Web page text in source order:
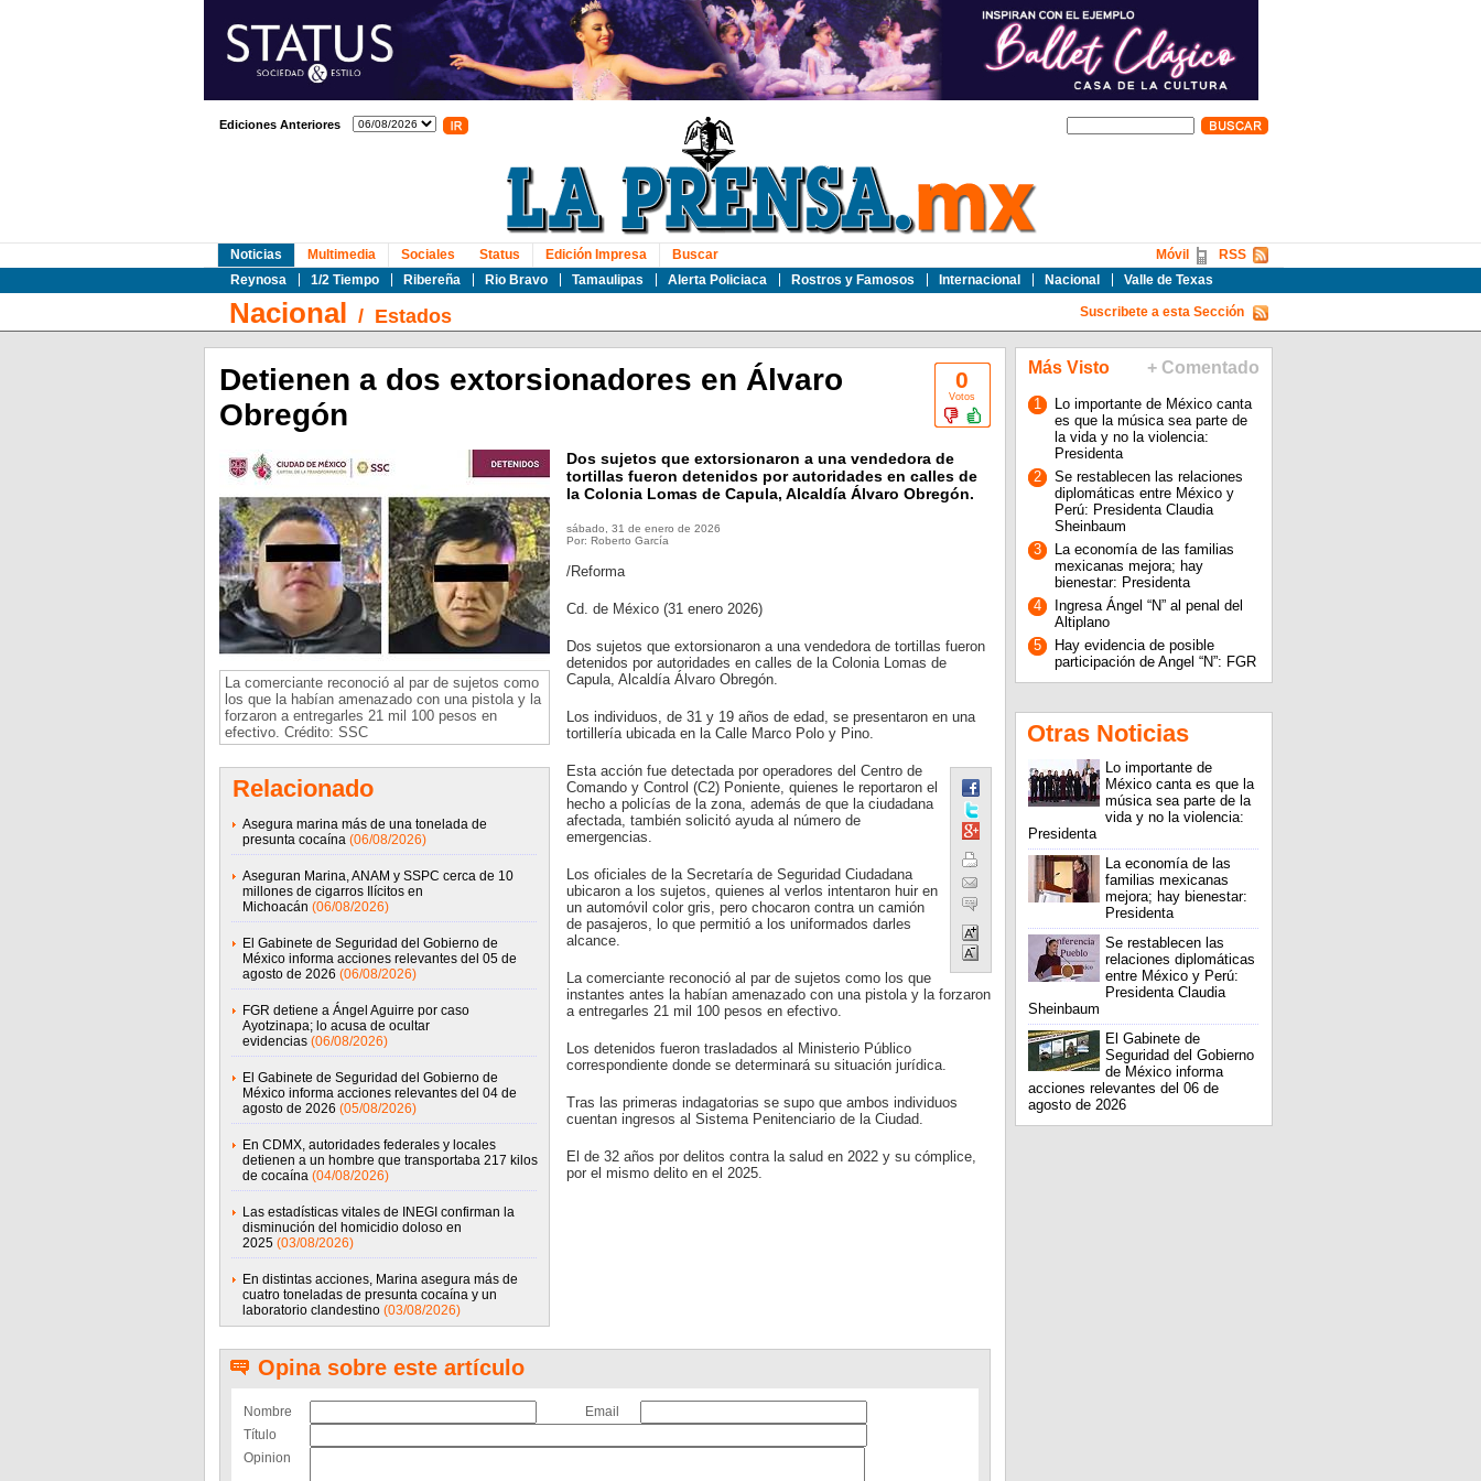
Ediciones Anteriores
Noticias
Reynosa
1/2 Tiempo Ribereña Rio Bravo Tamaulipas Alerta Policiaca Rostros y Famosos Internacional Nacional Valle de Texas
Multimedia Sociales Status Edición Impresa Buscar RSS
Móvil
Nacional / Estados Suscribete a esta Sección
0
Votos
Detienen a dos extorsionadores en Álvaro
Obregón
La comerciante reconoció al par de sujetos como
los que la habían amenazado con una pistola y la
forzaron a entregarles 21 mil 100 pesos en
efectivo. Crédito: SSC
Relacionado
Asegura marina más de una tonelada de
presunta cocaína (06/08/2026)
Aseguran Marina, ANAM y SSPC cerca de 10
millones de cigarros Ilícitos en
Michoacán (06/08/2026)
El Gabinete de Seguridad del Gobierno de
México informa acciones relevantes del 05 de
agosto de 2026 (06/08/2026)
FGR detiene a Ángel Aguirre por caso
Ayotzinapa; lo acusa de ocultar
evidencias (06/08/2026)
El Gabinete de Seguridad del Gobierno de
México informa acciones relevantes del 04 de
agosto de 2026 (05/08/2026)
En CDMX, autoridades federales y locales
detienen a un hombre que transportaba 217 kilos
de cocaína (04/08/2026)
Las estadísticas vitales de INEGI confirman la
disminución del homicidio doloso en
2025 (03/08/2026)
En distintas acciones, Marina asegura más de
cuatro toneladas de presunta cocaína y un
laboratorio clandestino (03/08/2026)
Dos sujetos que extorsionaron a una vendedora de
tortillas fueron detenidos por autoridades en calles de
la Colonia Lomas de Capula, Alcaldía Álvaro Obregón.
sábado, 31 de enero de 2026
Por: Roberto García
/Reforma
Cd. de México (31 enero 2026)
Dos sujetos que extorsionaron a una vendedora de tortillas fueron
detenidos por autoridades en calles de la Colonia Lomas de
Capula, Alcaldía Álvaro Obregón.
Los individuos, de 31 y 19 años de edad, se presentaron en una
tortillería ubicada en la Calle Marco Polo y Pino.
Esta acción fue detectada por operadores del Centro de
Comando y Control (C2) Poniente, quienes le reportaron el
hecho a policías de la zona, además de que la ciudadana
afectada, también solicitó ayuda al número de
emergencias.
Los oficiales de la Secretaría de Seguridad Ciudadana
ubicaron a los sujetos, quienes al verlos intentaron huir en
un automóvil color gris, pero chocaron contra un camión
de pasajeros, lo que permitió a los uniformados darles
alcance.
La comerciante reconoció al par de sujetos como los que
instantes antes la habían amenazado con una pistola y la forzaron
a entregarles 21 mil 100 pesos en efectivo.
Los detenidos fueron trasladados al Ministerio Público
correspondiente donde se determinará su situación jurídica.
Tras las primeras indagatorias se supo que ambos individuos
cuentan ingresos al Sistema Penitenciario de la Ciudad.
El de 32 años por delitos contra la salud en 2022 y su cómplice,
por el mismo delito en el 2025.
Opina sobre este artículo
Nombre
Email
Título
Opinion
Más Visto + Comentado
1
Lo importante de México canta
es que la música sea parte de
la vida y no la violencia:
Presidenta
2
Se restablecen las relaciones
diplomáticas entre México y
Perú: Presidenta Claudia
Sheinbaum
3
La economía de las familias
mexicanas mejora; hay
bienestar: Presidenta
4
Ingresa Ángel “N” al penal del
Altiplano
5
Hay evidencia de posible
participación de Angel “N”: FGR
Otras Noticias
Lo importante de
México canta es que la
música sea parte de la
vida y no la violencia:
Presidenta
La economía de las
familias mexicanas
mejora; hay bienestar:
Presidenta
Se restablecen las
relaciones diplomáticas
entre México y Perú:
Presidenta Claudia
Sheinbaum
El Gabinete de
Seguridad del Gobierno
de México informa
acciones relevantes del 06 de
agosto de 2026